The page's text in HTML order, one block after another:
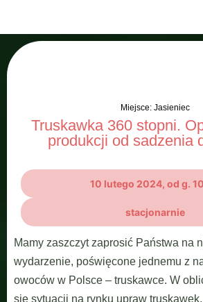
Miejsce: Jasieniec
Truskawka 360 stopni.
produkcji od sadzenia
10 lutego 2024, od g.
stacjonarnie
Mamy zaszczyt zaprosić Państwa na
wydarzenie, poświęcone jednemu z
owoców w Polsce – truskawce. W
się sytuacji na rynku upraw